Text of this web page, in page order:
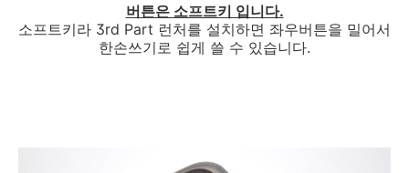
버튼은 소프트키 입니다.
소프트키라 3rd Part 런처를 설치하면 좌우버튼을 밀어서
한손쓰기로 쉽게 쓸 수 있습니다.